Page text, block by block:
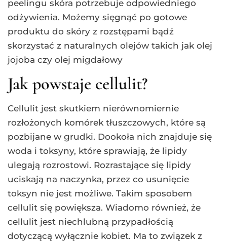
peelingu skóra potrzebuje odpowiedniego
odżywienia. Możemy sięgnąć po gotowe
produktu do skóry z rozstępami bądź
skorzystać z naturalnych olejów takich jak olej
jojoba czy olej migdałowy
Jak powstaje cellulit?
Cellulit jest skutkiem nierównomiernie
rozłożonych komórek tłuszczowych, które są
pozbijane w grudki. Dookoła nich znajduje się
woda i toksyny, które sprawiają, że lipidy
ulegają rozrostowi. Rozrastające się lipidy
uciskają na naczynka, przez co usunięcie
toksyn nie jest możliwe. Takim sposobem
cellulit się powiększa. Wiadomo również, że
cellulit jest niechlubną przypadłością
dotyczącą wyłącznie kobiet. Ma to związek z